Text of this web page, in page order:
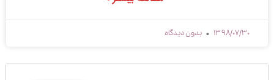
1398/07/30 بدون دیدگاه